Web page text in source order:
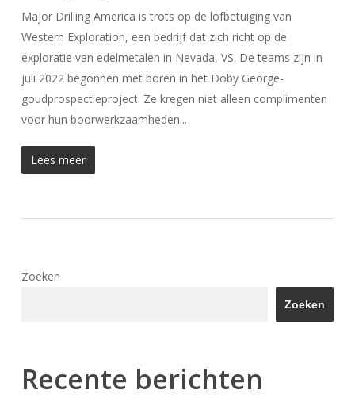
Major Drilling America is trots op de lofbetuiging van
Western Exploration, een bedrijf dat zich richt op de
exploratie van edelmetalen in Nevada, VS. De teams zijn in
juli 2022 begonnen met boren in het Doby George-
goudprospectieproject. Ze kregen niet alleen complimenten
voor hun boorwerkzaamheden...
Lees meer
Zoeken
Zoeken
Recente berichten